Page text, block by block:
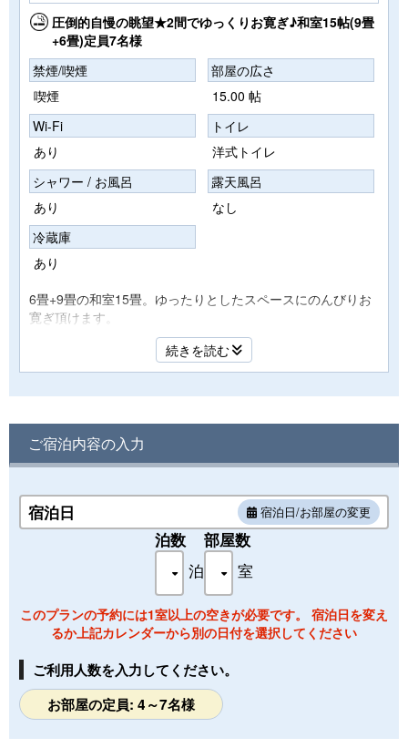
圧倒的自慢の眺望★2間でゆっくりお寛ぎ♪和室15帖(9畳
+6畳)定員7名様
禁煙/喫煙
喫煙
部屋の広さ
15.00 帖
Wi-Fi
あり
トイレ
洋式トイレ
シャワー / お風呂
あり
露天風呂
なし
冷蔵庫
あり
6畳+9畳の和室15畳。ゆったりとしたスペースにのんびりお
寛ぎ頂けます。
ご家族、団体様にお薦めです。景色は飛騨川や当館の日本庭
園を眺めながら時間を楽しむ♪
臭対応致します。)
【駐車場のご案内】
玄関先、対面の契約駐車場、車で1分 第一、第二専用駐車
場完備。
玄関先にお車を入れて頂き、お連れ様には降りて頂きます。
その後，当館の車で先導して駐車場までご案内致します。
＜下呂駅⇒望川館＞チェックイン
14:30、15:00、15:30、16:45発で下呂駅より望川館まで無料
シャトルバスでご案内致します。
◆WI-Fi環境◆
1無料でご利用頂けます。
続きを読む
ご宿泊内容の入力
宿泊日 宿泊日/お部屋の変更
泊数
泊
部屋数
室
このプランの予約には1室以上の空きが必要です。 宿泊日を変え
るか上記カレンダーから別の日付を選択してください
ご利用人数を入力してください。
お部屋の定員: 4～7名様